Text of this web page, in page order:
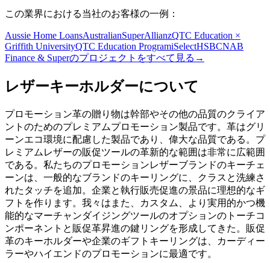
この業界における当社のお客様の一例：
Aussie Home LoansAustralianSuperAllianzQTC Education ×
Griffith UniversityQTC Education ProgramiSelectHSBCNAB
Finance & Superのプロジェクトをすべて見る →
レザーキーホルダーについて
プロモーション革の贈り物は幹部やその他の品質のクライア
ントのためのプレミアムプロモーション製品です。革はグリ
ーンエコ環境に配慮した製品であり、偉大な品質である。プ
レミアムレザーの販促ツールの革新的な範囲は非常に広範囲
である。私たちのプロモーションレザーブランドのキーチェ
ーンは、一般的なブランドのキーリングに、クラスと洗練さ
れたタッチを追加。企業と執行販売促進の景品に理想的なギ
フトを作ります。我々はまた、カスタム、より実用的かつ機
能的なマーチャンダイジングツールのオプションのトーチコ
ンポーネントと販促革昇進の鍵リングを形成してきた。販促
革のキーホルダーや企業のギフトキーリングは、カーディー
ラーやハイエンドのプロモーションに最適です。